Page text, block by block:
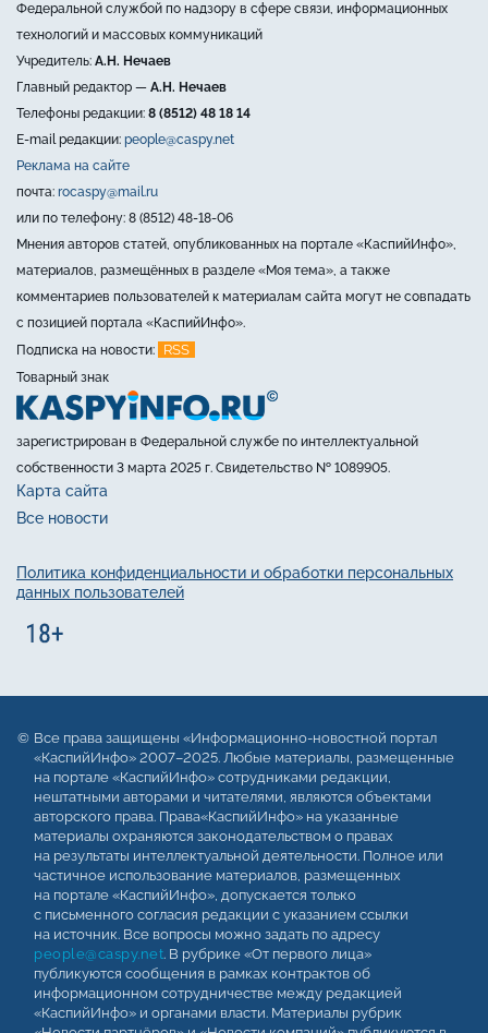
Федеральной службой по надзору в сфере связи, информационных
технологий и массовых коммуникаций
Учредитель: А.Н. Нечаев
Главный редактор — А.Н. Нечаев
Телефоны редакции: 8 (8512) 48 18 14
E-mail редакции: people@caspy.net
Реклама на сайте
почта: rocaspy@mail.ru
или по телефону: 8 (8512) 48-18-06
Мнения авторов статей, опубликованных на портале «КаспийИнфо»,
материалов, размещённых в разделе «Моя тема», а также
комментариев пользователей к материалам сайта могут не совпадать
с позицией портала «КаспийИнфо».
Подписка на новости:
RSS
Товарный знак
зарегистрирован в Федеральной службе по интеллектуальной
собственности 3 марта 2025 г. Свидетельство № 1089905.
Карта сайта
Все новости
Политика конфиденциальности и обработки персональных
данных пользователей
Все права защищены «Информационно-новостной портал
«КаспийИнфо» 2007–2025. Любые материалы, размещенные
на портале «КаспийИнфо» сотрудниками редакции,
нештатными авторами и читателями, являются объектами
авторского права. Права«КаспийИнфо» на указанные
материалы охраняются законодательством о правах
на результаты интеллектуальной деятельности. Полное или
частичное использование материалов, размещенных
на портале «КаспийИнфо», допускается только
с письменного согласия редакции с указанием ссылки
на источник. Все вопросы можно задать по адресу
people@caspy.net. В рубрике «От первого лица»
публикуются сообщения в рамках контрактов об
информационном сотрудничестве между редакцией
«КаспийИнфо» и органами власти. Материалы рубрик